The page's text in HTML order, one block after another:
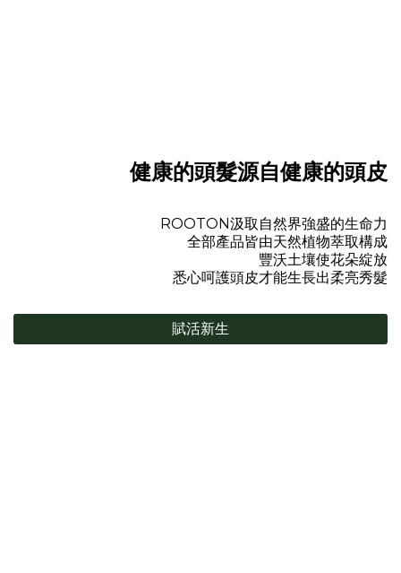
健康的頭髮源自健康的頭皮
ROOTON汲取自然界強盛的生命力
全部產品皆由天然植物萃取構成
豐沃土壤使花朵綻放
悉心呵護頭皮才能生長出柔亮秀髮
賦活新生